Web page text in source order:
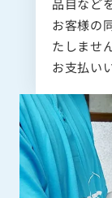
品目など
お客様の
たしませ
お支払い